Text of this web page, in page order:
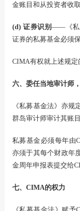
金账目和从投资者收取
(d) 证券识别——《私
证券的私募基金必须
CIMA有权就上述规定
六、委任当地审计师
《私募基金法》亦规
群岛审计师审计其账目
私募基金必须每年由
亦须于其每个财政年
金周年申报表提交给
七、CIMA的权力